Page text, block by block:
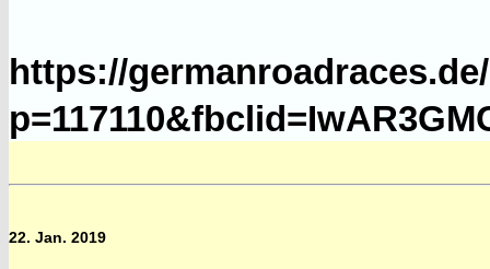
https://
22. Jan. 2019